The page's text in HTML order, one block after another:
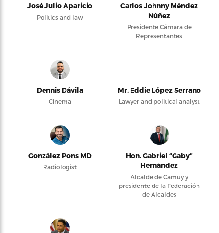
José Julio Aparicio
Politics and law
Carlos Johnny Méndez
Núñez
Presidente Cámara de
Representantes
Dennis Dávila
Cinema
Mr. Eddie López Serrano
Lawyer and political analyst
González Pons MD
Radiologist
Hon. Gabriel “Gaby”
Hernández
Alcalde de Camuy y
presidente de la Federación
de Alcaldes